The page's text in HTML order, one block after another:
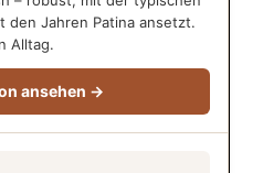
den Jahren Patina ansetzt.
Alltag.
ansehen →